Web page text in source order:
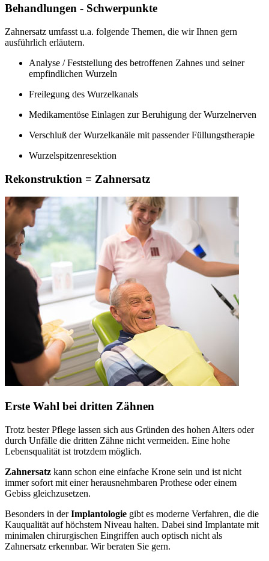
Behandlungen - Schwerpunkte
Zahnersatz umfasst u.a. folgende Themen, die wir Ihnen gern
ausführlich erläutern.
Analyse / Feststellung des betroffenen Zahnes und seiner
empfindlichen Wurzeln
Freilegung des Wurzelkanals
Medikamentöse Einlagen zur Beruhigung der Wurzelnerven
Verschluß der Wurzelkanäle mit passender Füllungstherapie
Wurzelspitzenresektion
Rekonstruktion = Zahnersatz
Erste Wahl bei dritten Zähnen
Trotz bester Pflege lassen sich aus Gründen des hohen Alters oder
durch Unfälle die dritten Zähne nicht vermeiden. Eine hohe
Lebensqualität ist trotzdem möglich.
Zahnersatz kann schon eine einfache Krone sein und ist nicht
immer sofort mit einer herausnehmbaren Prothese oder einem
Gebiss gleichzusetzen.
Besonders in derImplantologie gibt es moderne Verfahren, die die
Kauqualität auf höchstem Niveau halten. Dabei sind Implantate mit
minimalen chirurgischen Eingriffen auch optisch nicht als
Zahnersatz erkennbar. Wir beraten Sie gern.